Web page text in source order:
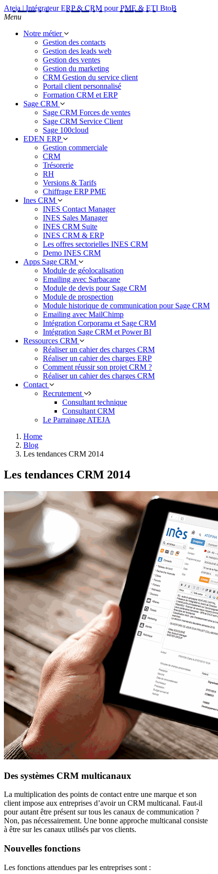
Ateja | Intégrateur ERP & CRM pour PME & ETI BtoB
Menu
Notre métier
Gestion des contacts
Gestion des leads web
Gestion des ventes
Gestion du marketing
CRM Gestion du service client
Portail client personnalisé
Formation CRM et ERP
Sage CRM
Sage CRM Forces de ventes
Sage CRM Service Client
Sage 100cloud
EDEN ERP
Gestion commerciale
CRM
Trésorerie
RH
Versions & Tarifs
Chiffrage ERP PME
Ines CRM
INES Contact Manager
INES Sales Manager
INES CRM Suite
INES CRM & ERP
Les offres sectorielles INES CRM
Demo INES CRM
Apps Sage CRM
Module de géolocalisation
Emailing avec Sarbacane
Module de devis pour Sage CRM
Module de prospection
Module historique de communication pour Sage CRM
Emailing avec MailChimp
Intégration Corporama et Sage CRM
Intégration Sage CRM et Power BI
Ressources CRM
Réaliser un cahier des charges CRM
Réaliser un cahier des charges ERP
Comment réussir son projet CRM ?
Réaliser un cahier des charges CRM
Contact
Recrutement
Consultant technique
Consultant CRM
Le Parrainage ATEJA
Home
Blog
Les tendances CRM 2014
Les tendances CRM 2014
Des systèmes CRM multicanaux
La multiplication des points de contact entre une marque et son
client impose aux entreprises d’avoir un CRM multicanal. Faut-il
pour autant être présent sur tous les canaux de communication ?
Non, pas nécessairement. Une bonne approche multicanal consiste
à être sur les canaux utilisés par vos clients.
Nouvelles fonctions
Les fonctions attendues par les entreprises sont :